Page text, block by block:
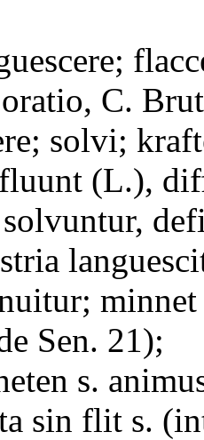
oratio, C.
solvi;
(L.),
minnet
Sen. 21);
s.
sin flit s.